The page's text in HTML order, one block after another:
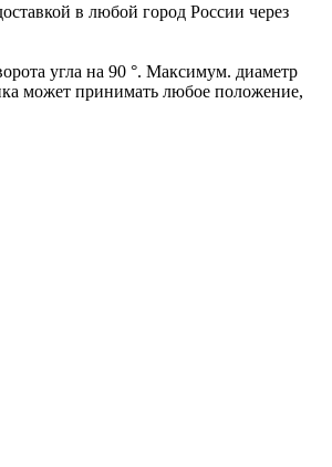
в любой город России через
угла на 90 °. Максимум. диаметр
может принимать любое положение,